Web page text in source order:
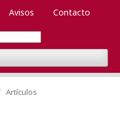
Avisos Contacto
Artículos